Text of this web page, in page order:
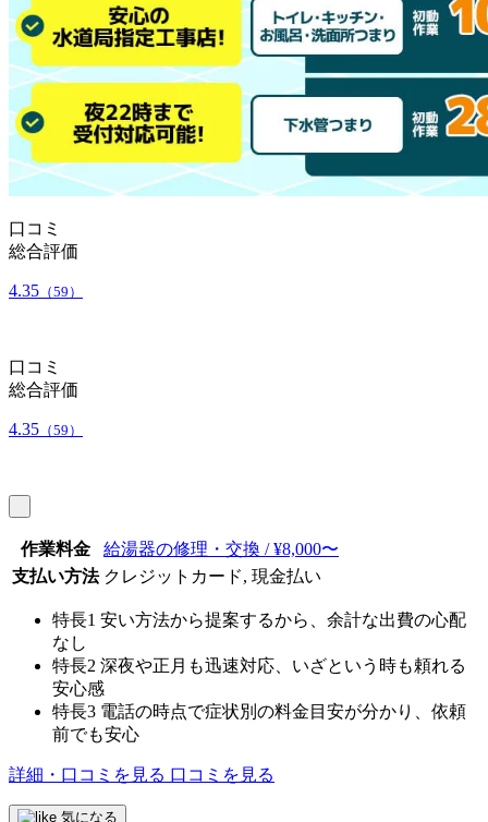
口コミ
総合評価
4.35 （59）
口コミ
総合評価
4.35 （59）
作業料金
給湯器の修理・交換 / ¥8,000〜
支払い方法 クレジットカード, 現金払い
特長1 安い方法から提案するから、余計な出費の心配
なし
特長2 深夜や正月も迅速対応、いざという時も頼れる
安心感
特長3 電話の時点で症状別の料金目安が分かり、依頼
前でも安心
詳細・口コミを見る 口コミを見る
気になる